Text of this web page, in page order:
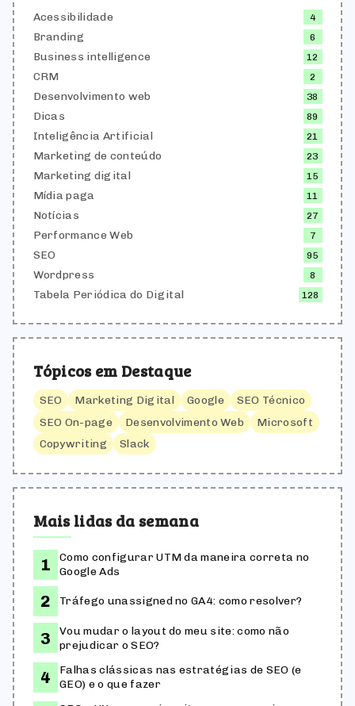
Acessibilidade 4
Branding 6
Business intelligence 12
CRM 2
Desenvolvimento web 38
Dicas 89
Inteligência Artificial 21
Marketing de conteúdo 23
Marketing digital 15
Mídia paga 11
Notícias 27
Performance Web 7
SEO 95
Wordpress 8
Tabela Periódica do Digital 128
Tópicos em Destaque
SEO Marketing Digital Google
SEO Técnico
SEO On-page
Desenvolvimento Web
Microsoft
Copywriting
Slack
Mais lidas da semana
Como configurar UTM da maneira correta no
Google Ads
Tráfego unassigned no GA4: como resolver?
Vou mudar o layout do meu site: como não
prejudicar o SEO?
Falhas clássicas nas estratégias de SEO (e
GEO) e o que fazer